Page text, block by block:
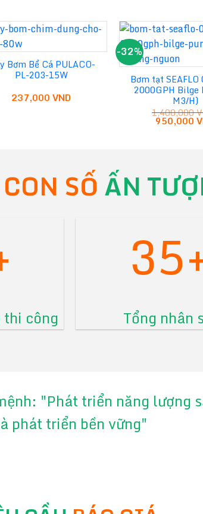
Bơm Bể Cá PULACO-
PL-203-15W
237,000VND
-32%
Bơm tạt SEAFLO
2000GPH Bilge
M3/H)
1,400,000
Giá
gốc
950,000
SỐ ẤN
công Tổng nhân
"Phát triển năng lượng
phát triển bền vững"